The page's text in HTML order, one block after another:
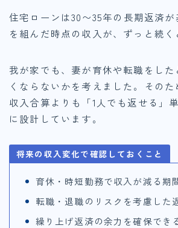
住宅ローンは30〜35年の長期返済
を組んだ時点の収入が、ずっと続く
我が家でも、妻が育休や転職をした
くならないかを考えました。その
収入合算よりも「1人でも返せる」
に設計しています。
将来の収入変化で確認しておくこと
育休・時短勤務で収入が減る期
転職・退職のリスクを考慮した
繰り上げ返済の余力を確保でき